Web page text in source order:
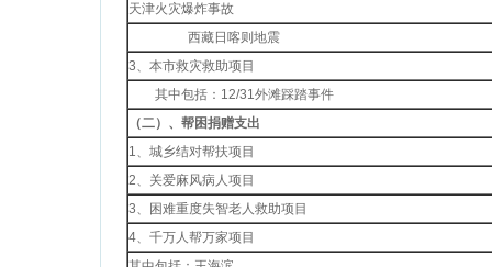
天津火灾爆炸事故
西藏日喀则地震
3、本市救灾救助项目
其中包括：12/31外滩踩踏事件
（二）、帮困捐赠支出
1、城乡结对帮扶项目
2、关爱麻风病人项目
3、困难重度失智老人救助项目
4、千万人帮万家项目